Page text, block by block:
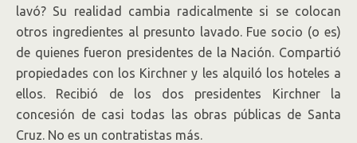
lavó? Su realidad cambia radicalmente si se colocan
otros ingredientes al presunto lavado. Fue socio (o es)
de quienes fueron presidentes de la Nación. Compartió
propiedades con los Kirchner y les alquiló los hoteles a
ellos. Recibió de los dos presidentes Kirchner la
concesión de casi todas las obras públicas de Santa
Cruz. No es un contratistas más.